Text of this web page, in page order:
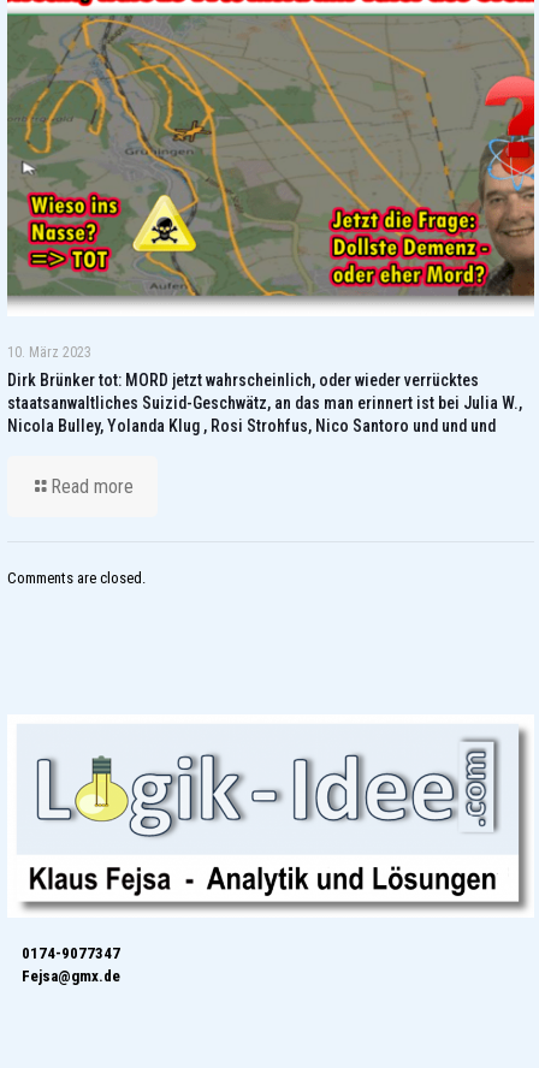
10. März 2023
Dirk Brünker tot: MORD jetzt wahrscheinlich, oder wieder verrücktes
staatsanwaltliches Suizid-Geschwätz, an das man erinnert ist bei Julia W.,
Nicola Bulley, Yolanda Klug , Rosi Strohfus, Nico Santoro und und und
Read more
Comments are closed.
0174-9077347
Fejsa@gmx.de